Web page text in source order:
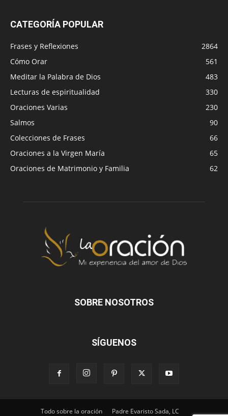
CATEGORÍA POPULAR
Frases y Reflexiones
2864
Cómo Orar
561
Meditar la Palabra de Dios
483
Lecturas de espiritualidad
330
Oraciones Varias
230
Salmos
90
Colecciones de Frases
66
Oraciones a la Virgen María
65
Oraciones de Matrimonio y Familia
62
SOBRE NOSOTROS
SÍGUENOS
Todo sobre la oración Padre Evaristo Sada, LC